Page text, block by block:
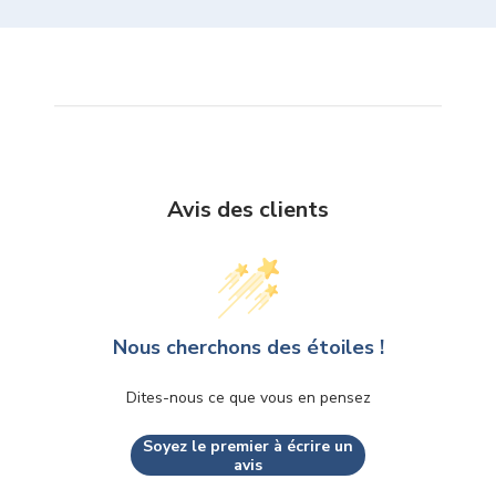
Avis des clients
Nous cherchons des étoiles !
Dites-nous ce que vous en pensez
Soyez le premier à écrire un
avis